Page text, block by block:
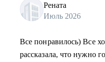
Рената
Июль 2026
Все понравилось) Все
рассказала, что нужно